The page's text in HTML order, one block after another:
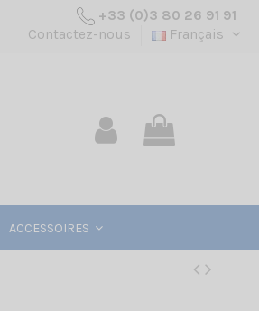
+33 (0)3 80 26 91 91
Contactez-nous
Français
ACCESSOIRES